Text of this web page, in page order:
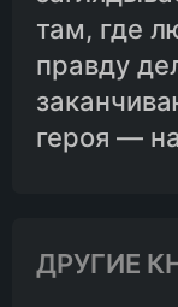
там, где
правду
героя —
ДРУГИЕ